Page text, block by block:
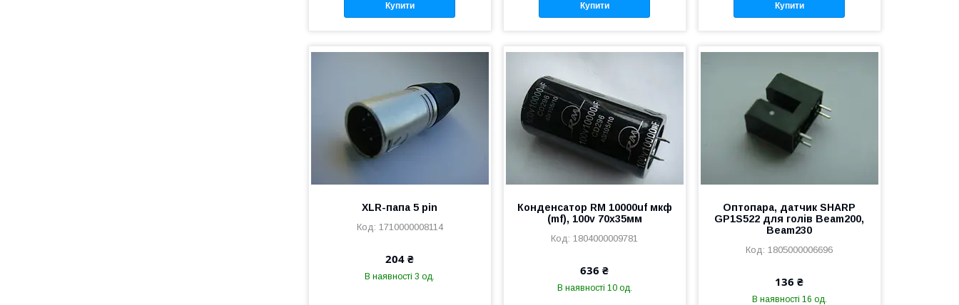
Купити Купити Купити
XLR-папа 5 pin
1710000008114
204 ₴
В наявності 3 од.
Конденсатор RM 10000uf мкф
(mf), 100v 70х35мм
1804000009781
636 ₴
В наявності 10 од.
Оптопара, датчик SHARP
GP1S522 для голів Beam200,
Beam230
1805000006696
136 ₴
В наявності 16 од.